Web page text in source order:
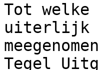
Tot welke
uiterlijk
Tegel